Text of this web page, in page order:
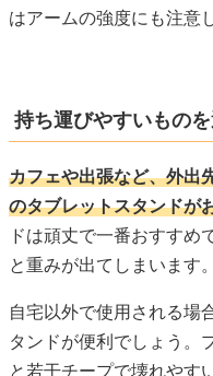
はアームの強度にも注意
持ち運びやすいもの
カフェや出張など、外出
のタブレットスタンドが
ドは頑丈で一番おすすめ
と重みが出てしまいます。
自宅以外で使用される場
タンドが便利でしょう。
と若干チープで壊れやす